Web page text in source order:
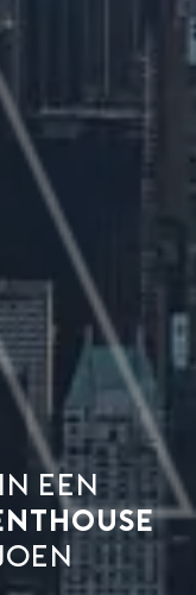
een